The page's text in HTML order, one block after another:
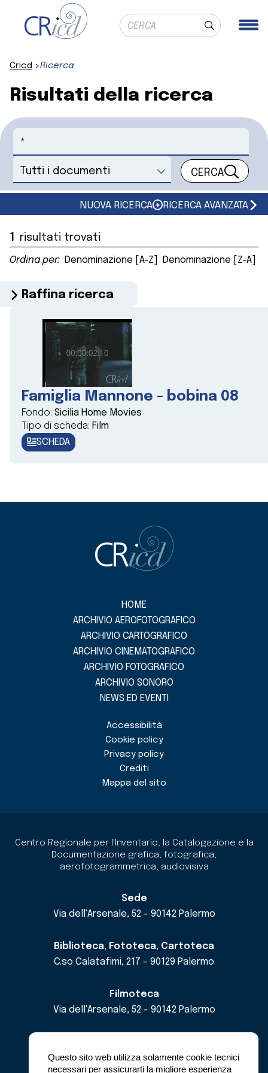
Questo sito web utilizza solamente cookie tecnici
necessari per assicurarti la migliore esperienza
Ricerca globale
Cerca
Cricd Ricerca
Risultati della ricerca
Cerca
Seleziona un documento CERCA
NUOVA RICERCA RICERCA AVANZATA
1 risultati trovati
Ordina per: Denominazione [A-Z] Denominazione [Z-A]
Raffina ricerca
Famiglia Mannone - bobina 08
Fondo: Sicilia Home Movies
Tipo di scheda: Film
SCHEDA
HOME
ARCHIVIO AEROFOTOGRAFICO
ARCHIVIO CARTOGRAFICO
ARCHIVIO CINEMATOGRAFICO
ARCHIVIO FOTOGRAFICO
ARCHIVIO SONORO
NEWS ED EVENTI
Accessibilità
Cookie policy
Privacy policy
Crediti
Mappa del sito
Centro Regionale per l'Inventario, la Catalogazione e la
Documentazione grafica, fotografica,
aerofotogrammetrica, audiovisiva
Sede
Via dell'Arsenale, 52 - 90142 Palermo
Biblioteca, Fototeca, Cartoteca
C.so Calatafimi, 217 - 90129 Palermo
Filmoteca
Via dell'Arsenale, 52 - 90142 Palermo
pec cricdsicilia@pec.it